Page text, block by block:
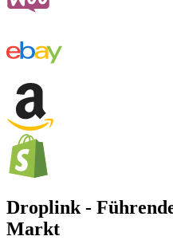
Droplink -
Markt